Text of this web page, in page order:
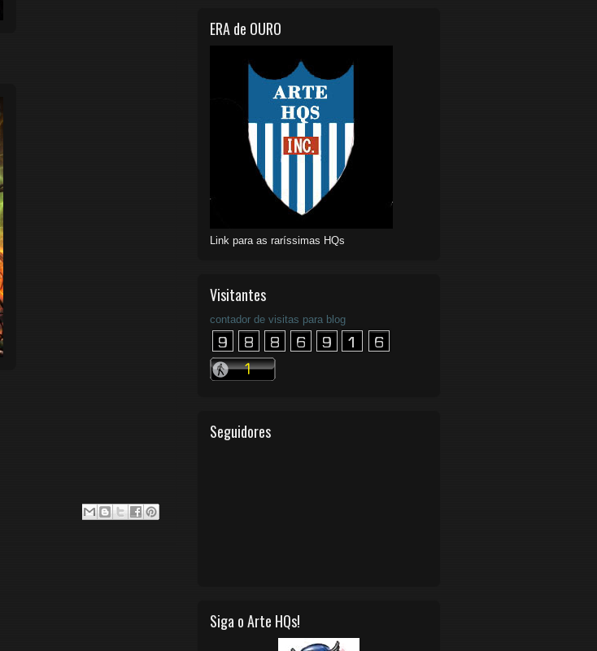
ERA de OURO
Link para as raríssimas HQs
Visitantes
contador de visitas para blog
Seguidores
Siga o Arte HQs!